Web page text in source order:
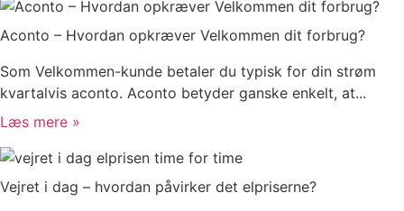
Aconto – Hvordan opkræver Velkommen dit forbrug?
Som Velkommen-kunde betaler du typisk for din strøm
kvartalvis aconto. Aconto betyder ganske enkelt, at...
Læs mere »
Vejret i dag – hvordan påvirker det elpriserne?